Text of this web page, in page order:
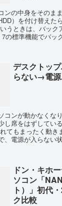
ンの中身をそのま
）を付け替えた
うときは、バック
の標準機能でバッ
デスクトッ
らない→電
コンが動かなくな
し席をはずしてい
てもまったく動き
、電源が入らない
ドン・キホ
ソコン「
ト）」初代
ク比較